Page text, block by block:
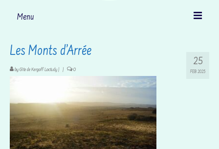
Menu
Accueil
Le gîte
… et ses environs
Activités
25
FEB 2025
Les Monts d’Arrée
byGîte de Kergoff Loctudy| | 0